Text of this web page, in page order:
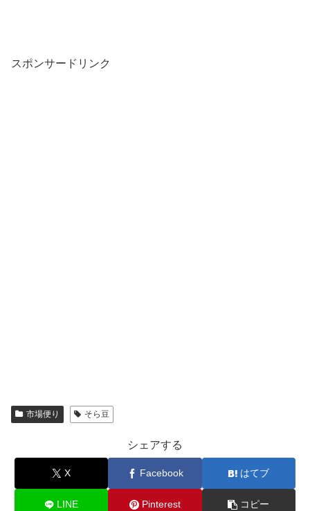
スポンサードリンク
市場便り そら豆
シェアする
X Facebook はてブ
LINE Pinterest コピー